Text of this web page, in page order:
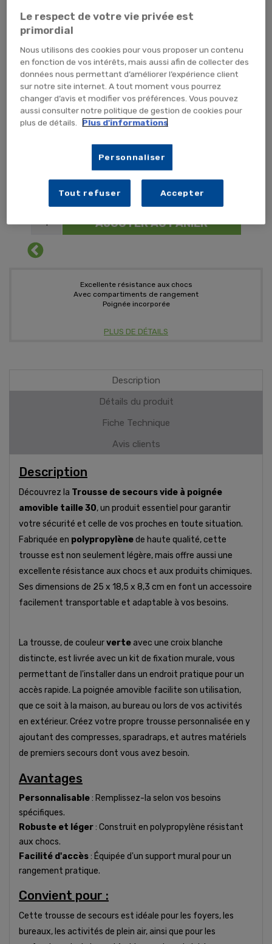
345,46 €TTC
CARTON (x12 unités)
AJOUTER AU PANIER
Excellente résistance aux chocs
Avec compartiments de rangement
Poignée incorporée
PLUS DE DÉTAILS
Description
Détails du produit
Fiche Technique
Avis clients
Description
Découvrez la Trousse de secours vide à poignée
amovible taille 30, un produit essentiel pour garantir
votre sécurité et celle de vos proches en toute situation.
Fabriquée en polypropylènede haute qualité, cette
trousse est non seulement légère, mais offre aussi une
excellente résistance aux chocs et aux produits chimiques.
Ses dimensions de 25 x 18,5 x 8,3 cm en font un accessoire
facilement transportable et adaptable à vos besoins.
La trousse, de couleurverte avec une croix blanche
distincte, est livrée avec un kit de fixation murale, vous
permettant de l'installer dans un endroit pratique pour un
accès rapide. La poignée amovible facilite son utilisation,
que ce soit à la maison, au bureau ou lors de vos activités
en extérieur. Créez votre propre trousse personnalisée en y
ajoutant des compresses, sparadraps, et autres matériels
de premiers secours dont vous avez besoin.
Avantages
Personnalisable: Remplissez-la selon vos besoins
spécifiques.
Robuste et léger: Construit en polypropylène résistant
aux chocs.
Facilité d'accès: Équipée d'un support mural pour un
rangement pratique.
Convient pour :
Cette trousse de secours est idéale pour les foyers, les
bureaux, les activités de plein air, ainsi que pour les
Le respect de votre vie privée est
primordial
Nous utilisons des cookies pour vous proposer un contenu
en fonction de vos intérêts, mais aussi afin de collecter des
données nous permettant d’améliorer l’expérience client
sur notre site internet. A tout moment vous pourrez
changer d’avis et modifier vos préférences. Vous pouvez
aussi consulter notre politique de gestion de cookies pour
plus de détails.
Plus d'informations
Personnaliser
Tout refuser Accepter